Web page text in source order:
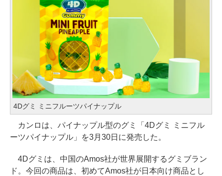
4Dグミ ミニフルーツパイナップル
カンロは、パイナップル型のグミ「4Dグミ ミニフル
ーツパイナップル」を3月30日に発売した。
4Dグミは、中国のAmos社が世界展開するグミブラン
ド。今回の商品は、初めてAmos社が日本向け商品とし